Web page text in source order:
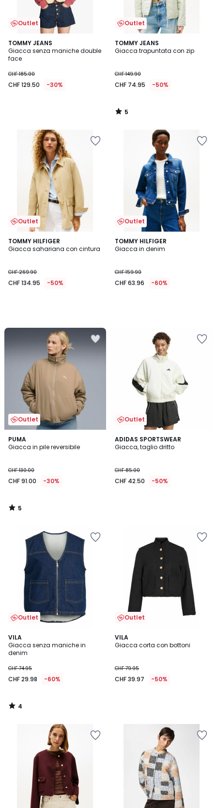
Outlet
TOMMY JEANS
Giacca senza maniche double
face
CHF 185.00
CHF 129.50 -30%
Outlet
TOMMY JEANS
Giacca trapuntata con zip
CHF 149.90
CHF 74.95 -50%
5
/
5
/
Outlet
TOMMY HILFIGER
Giacca sahariana con cintura
CHF 269.90
CHF 134.95 -50%
Outlet
TOMMY HILFIGER
Giacca in denim
CHF 159.90
CHF 63.96 -60%
Outlet
PUMA
Giacca in pile reversibile
CHF 130.00
CHF 91.00 -30%
5
/
5
/
Outlet
ADIDAS SPORTSWEAR
Giacca, taglio dritto
CHF 85.00
CHF 42.50 -50%
Outlet
VILA
Giacca senza maniche in
denim
CHF 74.95
CHF 29.98 -60%
4
/
5
4
/
Outlet
VILA
Giacca corta con bottoni
CHF 79.95
CHF 39.97 -50%